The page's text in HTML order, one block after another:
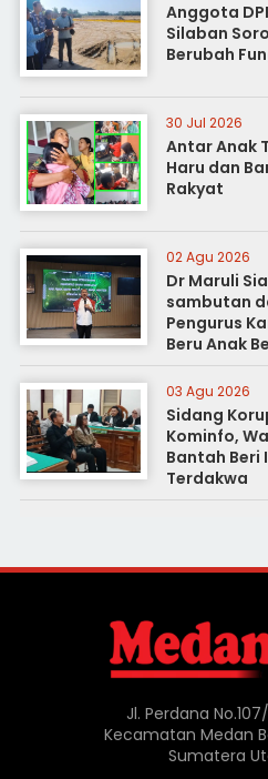
Anggota
Silaban
Berubah
30 Jul 2026
Antar Anak
Haru dan
Rakyat
02 Agu 2026
Dr Maruli
sambutan
Pengurus
Beru Anak
Medan
03 Agu 2026
Sidang
Kominfo,
Bantah Beri
Terdakwa
Jl. Perdana
Kecamatan Medan
Sumatera